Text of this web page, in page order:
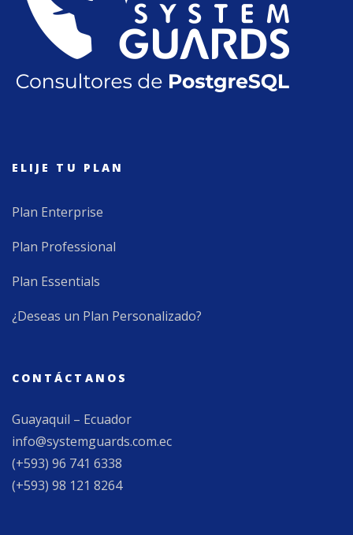
ELIJE TU PLAN
Plan Enterprise
Plan Professional
Plan Essentials
¿Deseas un Plan Personalizado?
CONTÁCTANOS
Guayaquil – Ecuador
info@systemguards.com.ec
(+593) 96 741 6338
(+593) 98 121 8264